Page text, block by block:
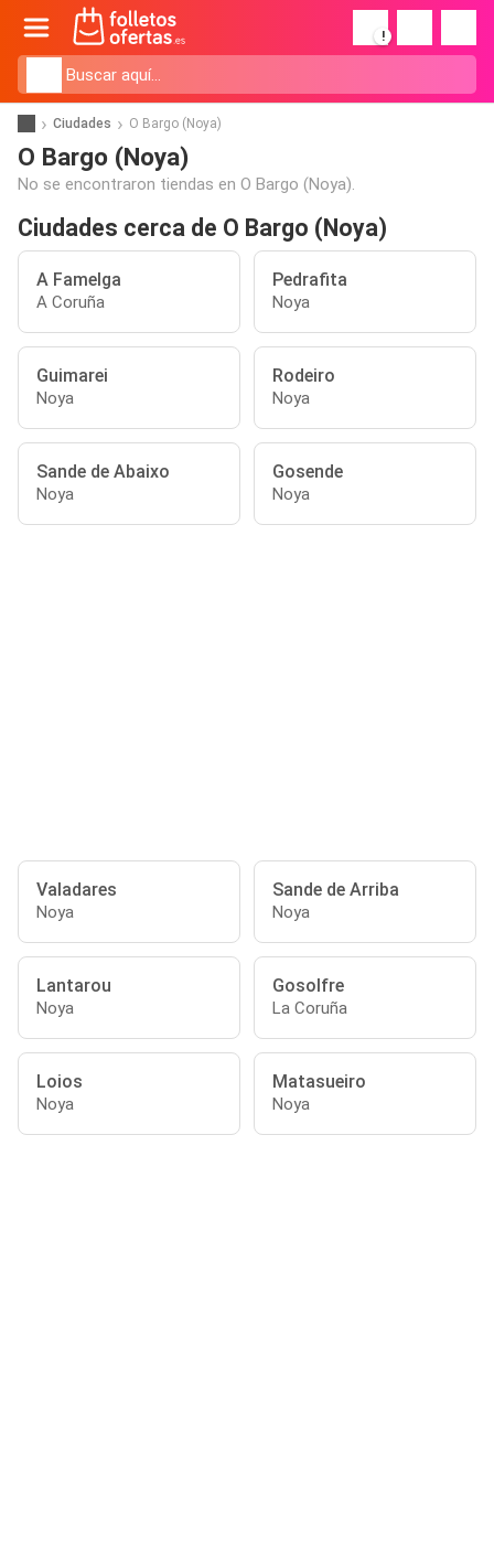
!
Ciudades O Bargo (Noya)
O Bargo (Noya)
No se encontraron tiendas en O Bargo (Noya).
Ciudades cerca de O Bargo (Noya)
A Famelga
A Coruña
Pedrafita
Noya
Guimarei
Noya
Rodeiro
Noya
Sande de Abaixo
Noya
Gosende
Noya
Valadares
Noya
Sande de Arriba
Noya
Lantarou
Noya
Gosolfre
La Coruña
Loios
Noya
Matasueiro
Noya